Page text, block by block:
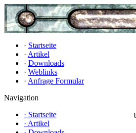
· Startseite
· Artikel
· Downloads
· Weblinks
· Anfrage Formular
Navigation
· Startseite
· Artikel